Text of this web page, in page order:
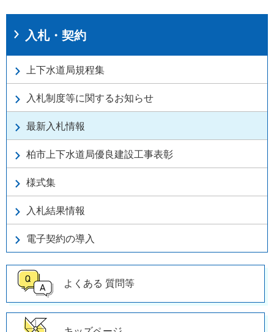
入札・契約
上下水道局規程集
入札制度等に関するお知らせ
最新入札情報
柏市上下水道局優良建設工事表彰
様式集
入札結果情報
電子契約の導入
よくある 質問等